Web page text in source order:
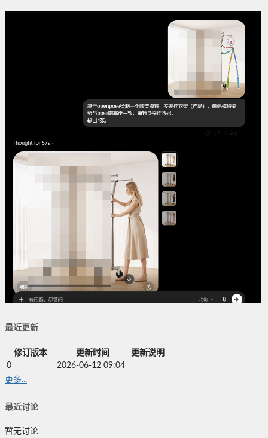
最近更新
修订版本 更新时间
更新说明
0
2026-06-12 09:04
更多...
最近讨论
暂无讨论